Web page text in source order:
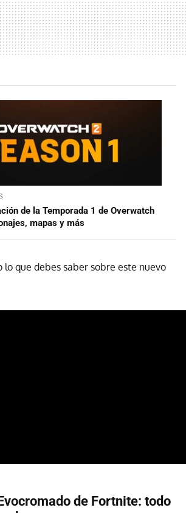
de la Temporada 1 de Overwatch
mapas y más
lo que debes saber sobre este nuevo
de Fortnite: todo